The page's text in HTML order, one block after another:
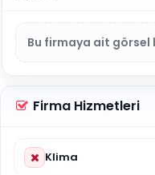
Bu firmaya ait görsel
Firma Hizmetleri
Klima